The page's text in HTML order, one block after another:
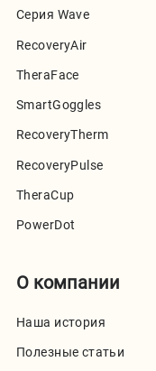
Серия Wave
RecoveryAir
TheraFace
SmartGoggles
RecoveryTherm
RecoveryPulse
TheraCup
PowerDot
О компании
Наша история
Полезные статьи